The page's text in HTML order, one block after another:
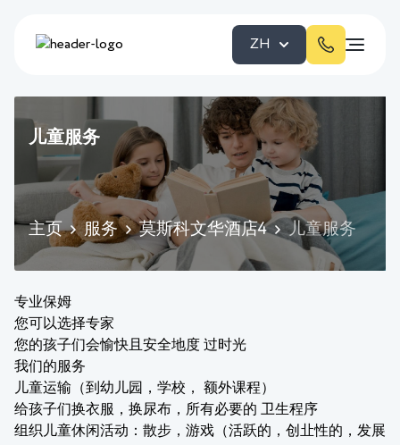
ZH
儿童服务
主页 服务 莫斯科文华酒店4 儿童服务
专业保姆
您可以选择专家
您的孩子们会愉快且安全地度 过时光
我们的服务
儿童运输（到幼儿园，学校， 额外课程）
给孩子们换衣服，换尿布，所有必要的 卫生程序
组织儿童休闲活动：散步，游戏（活跃的，创㐀性的，发展